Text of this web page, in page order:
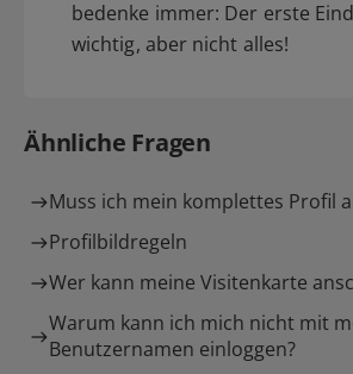
bedenke immer: Der erste
wichtig, aber nicht alles!
Ähnliche Fragen
Muss ich mein komplettes Profil
Profilbildregeln
Wer kann meine Visitenkarte
Warum kann ich mich nicht mit
Benutzernamen einloggen?